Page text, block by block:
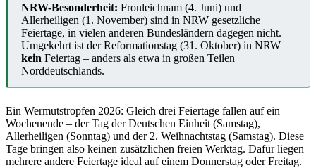
NRW-Besonderheit: Fronleichnam (4. Juni) und
Allerheiligen (1. November) sind in NRW gesetzliche
Feiertage, in vielen anderen Bundesländern dagegen nicht.
Umgekehrt ist der Reformationstag (31. Oktober) in NRW
kein Feiertag – anders als etwa in großen Teilen
Norddeutschlands.
Ein Wermutstropfen 2026: Gleich drei Feiertage fallen auf ein
Wochenende – der Tag der Deutschen Einheit (Samstag),
Allerheiligen (Sonntag) und der 2. Weihnachtstag (Samstag). Diese
Tage bringen also keinen zusätzlichen freien Werktag. Dafür liegen
mehrere andere Feiertage ideal auf einem Donnerstag oder Freitag.